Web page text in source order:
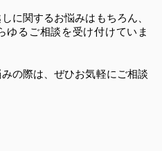
に関するお悩みはもちろん、
ゆるご相談を受け付けていま
の際は、ぜひお気軽にご相談